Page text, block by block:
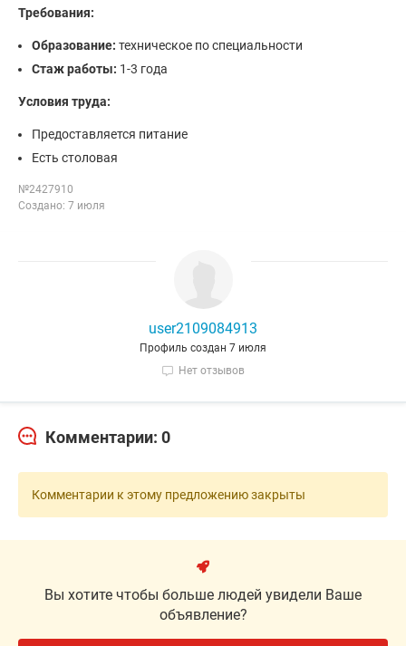
Требования:
Образование: техническое по специальности
Стаж работы: 1-3 года
Условия труда:
Предоставляется питание
Есть столовая
№2427910
Создано: 7 июля
user2109084913
Профиль создан 7 июля
Нет отзывов
Комментарии: 0
Комментарии к этому предложению закрыты
Вы хотите чтобы больше людей увидели Ваше
объявление?